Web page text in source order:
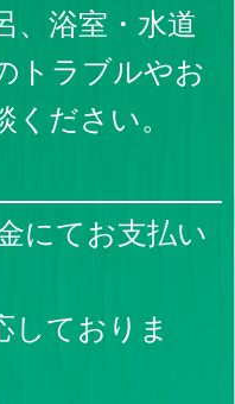
、浴室・水道
トラブルやお
ださい。
にてお支払い
しておりま